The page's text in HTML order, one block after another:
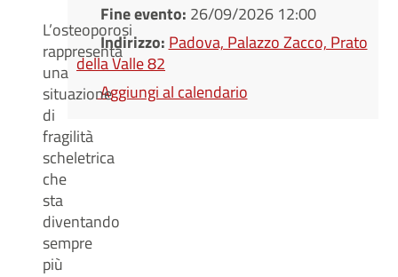
Fine evento: 26/09/2026 12:00
Indirizzo: Padova, Palazzo Zacco, Prato
della Valle 82
Aggiungi al calendario
L’osteoporosi
rappresenta
una
situazione
di
fragilità
scheletrica
che
sta
diventando
sempre
più